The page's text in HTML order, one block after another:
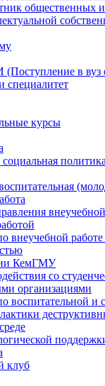
общественных
в вуз
специалитет
курсы
внеучебной работе
КемГМУ
со
организациями
воспитательной и
клуб